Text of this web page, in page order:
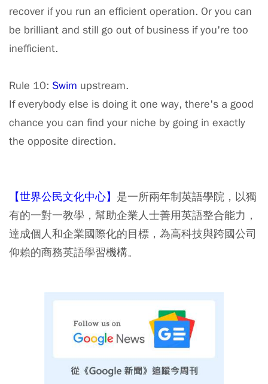
recover if you run an efficient operation. Or you can
be brilliant and still go out of business if you're too
inefficient.
Rule 10: Swim upstream.
If everybody else is doing it one way, there's a good
chance you can find your niche by going in exactly
the opposite direction.
【世界公民文化中心】 是一所兩年制英語學院，以獨
有的一對一教學，幫助企業人士善用英語整合能力，
達成個人和企業國際化的目標，為高科技與跨國公司
仰賴的商務英語學習機構。